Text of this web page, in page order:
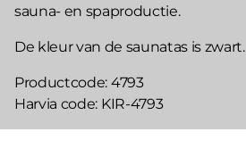
sauna- en spaproductie.
De kleur van de saunatas is zwart.
Productcode 4793
Harvia code KIR-4793